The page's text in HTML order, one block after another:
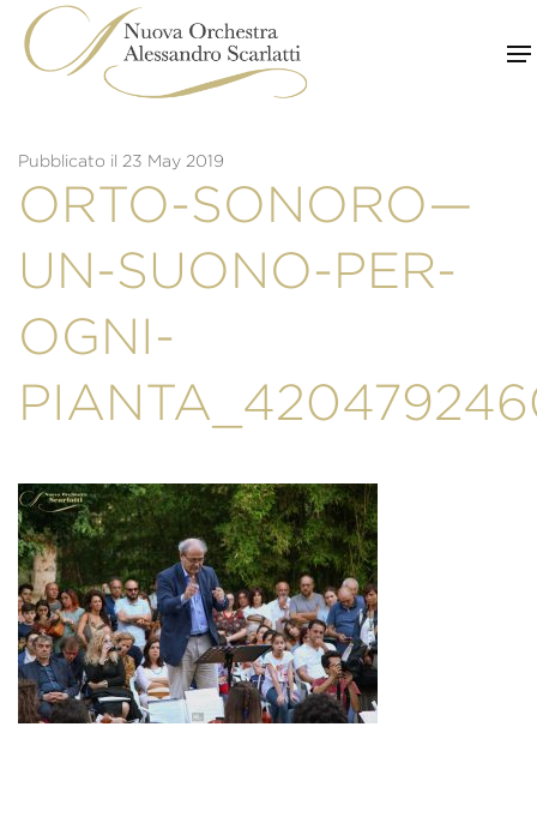
content
Pubblicato il 23 May 2019
ORTO-SONORO—
UN-SUONO-PER-
OGNI-